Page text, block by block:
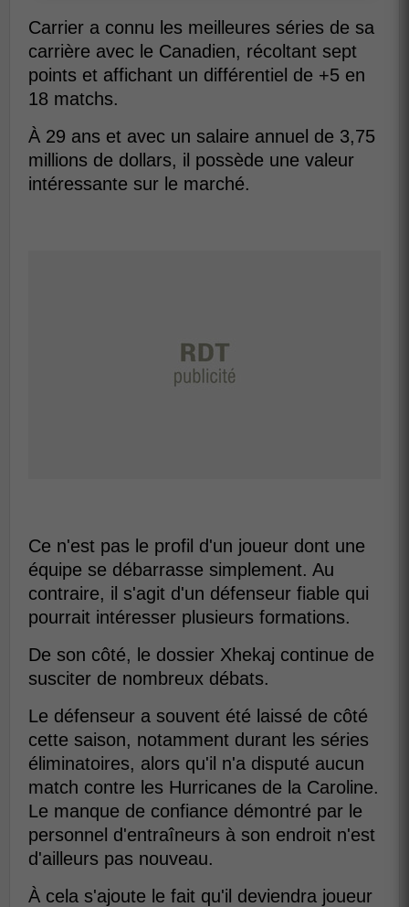
Carrier a connu les meilleures séries de sa
carrière avec le Canadien, récoltant sept
points et affichant un différentiel de +5 en
18 matchs.
À 29 ans et avec un salaire annuel de 3,75
millions de dollars, il possède une valeur
intéressante sur le marché.
Ce n'est pas le profil d'un joueur dont une
équipe se débarrasse simplement. Au
contraire, il s'agit d'un défenseur fiable qui
pourrait intéresser plusieurs formations.
De son côté, le dossier Xhekaj continue de
susciter de nombreux débats.
Le défenseur a souvent été laissé de côté
cette saison, notamment durant les séries
éliminatoires, alors qu'il n'a disputé aucun
match contre les Hurricanes de la Caroline.
Le manque de confiance démontré par le
personnel d'entraîneurs à son endroit n'est
d'ailleurs pas nouveau.
À cela s'ajoute le fait qu'il deviendra joueur